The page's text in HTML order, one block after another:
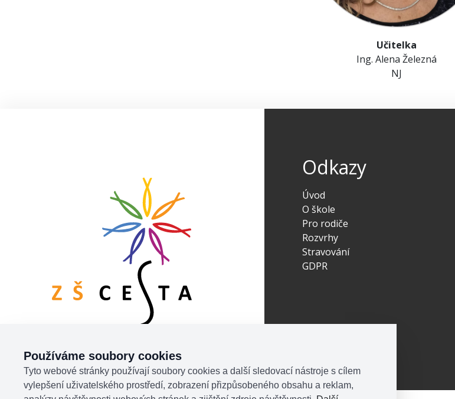
Učitelka
Ing. Alena Železná
NJ
Odkazy
Úvod
O škole
Pro rodiče
Rozvrhy
Stravování
GDPR
Používáme soubory cookies
Tyto webové stránky používají soubory cookies a další sledovací nástroje s cílem
vylepšení uživatelského prostředí, zobrazení přizpůsobeného obsahu a reklam,